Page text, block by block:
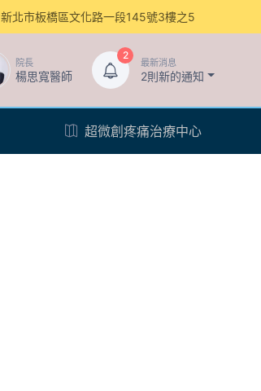
新北市板橋區文化路一段145號3樓之5
院長
楊思寬醫師
2
最新消息
2則新的通知
超微創疼痛治療中心